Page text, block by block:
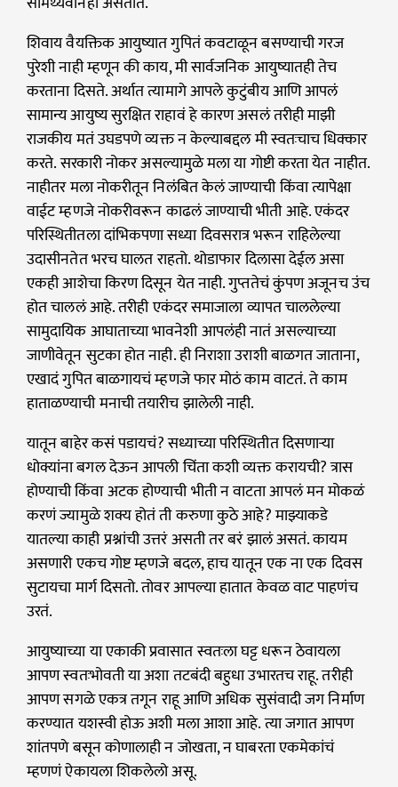
शिवाय वैयक्तिक आयुष्यात गुपितं कवटाळून बसण्याची गरज
पुरेशी नाही म्हणून की काय, मी सार्वजनिक आयुष्यातही तेच
करताना दिसते. अर्थात त्यामागे आपले कुटुंबीय आणि आपलं
सामान्य आयुष्य सुरक्षित राहावं हे कारण असलं तरीही माझी
राजकीय मतं उघडपणे व्यक्त न केल्याबद्दल मी स्वतःचाच धिक्कार
करते. सरकारी नोकर असल्यामुळे मला या गोष्टी करता येत नाहीत.
नाहीतर मला नोकरीतून निलंबित केलं जाण्याची किंवा त्यापेक्षा
वाईट म्हणजे नोकरीवरून काढलं जाण्याची भीती आहे. एकंदर
परिस्थितीतला दांभिकपणा सध्या दिवसरात्र भरून राहिलेल्या
उदासीनतेत भरच घालत राहतो. थोडाफार दिलासा देईल असा
एकही आशेचा किरण दिसून येत नाही. गुप्ततेचं कुंपण अजूनच उंच
होत चाललं आहे. तरीही एकंदर समाजाला व्यापत चाललेल्या
सामुदायिक आघाताच्या भावनेशी आपलंही नातं असल्याच्या
जाणीवेतून सुटका होत नाही. ही निराशा उराशी बाळगत जाताना,
एखादं गुपित बाळगायचं म्हणजे फार मोठं काम वाटतं. ते काम
हाताळण्याची मनाची तयारीच झालेली नाही.
यातून बाहेर कसं पडायचं? सध्याच्या परिस्थितीत दिसणाऱ्या
धोक्यांना बगल देऊन आपली चिंता कशी व्यक्त करायची? त्रास
होण्याची किंवा अटक होण्याची भीती न वाटता आपलं मन मोकळं
करणं ज्यामुळे शक्य होतं ती करुणा कुठे आहे? माझ्याकडे
यातल्या काही प्रश्नांची उत्तरं असती तर बरं झालं असतं. कायम
असणारी एकच गोष्ट म्हणजे बदल, हाच यातून एक ना एक दिवस
सुटायचा मार्ग दिसतो. तोवर आपल्या हातात केवळ वाट पाहणंच
उरतं.
आयुष्याच्या या एकाकी प्रवासात स्वतःला घट्ट धरून ठेवायला
आपण स्वतःभोवती या अशा तटबंदी बहुधा उभारतच राहू. तरीही
आपण सगळे एकत्र तगून राहू आणि अधिक सुसंवादी जग निर्माण
करण्यात यशस्वी होऊ अशी मला आशा आहे. त्या जगात आपण
शांतपणे बसून कोणालाही न जोखता, न घाबरता एकमेकांचं
म्हणणं ऐकायला शिकलेलो असू.